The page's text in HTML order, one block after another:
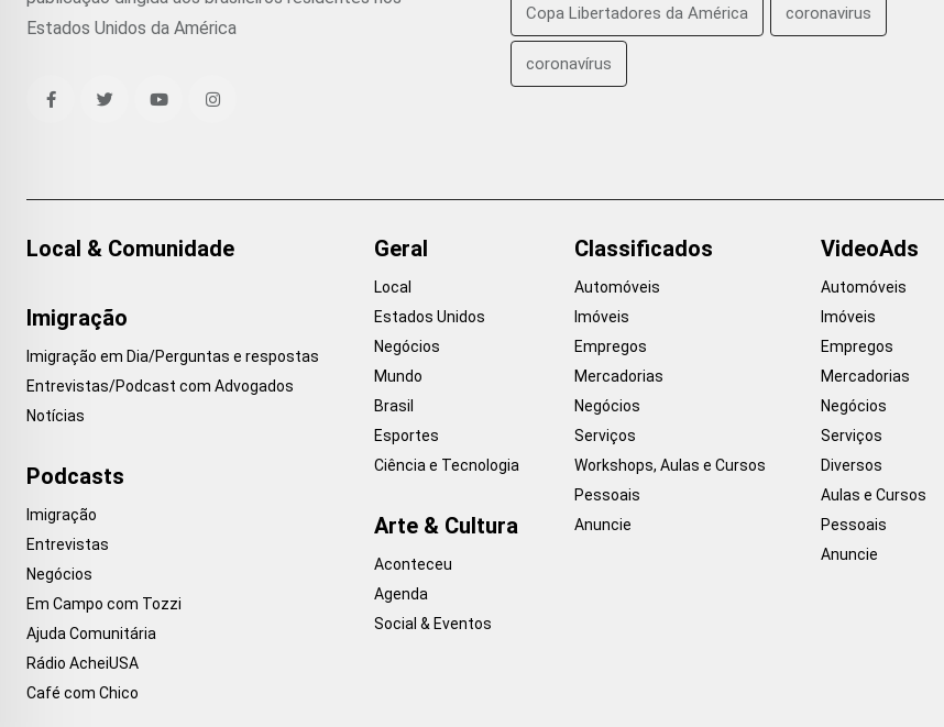
Estados Unidos da América
Copa Libertadores da América coronavirus
coronavírus
Local & Comunidade
Imigração
Imigração em Dia/Perguntas e respostas
Entrevistas/Podcast com Advogados
Notícias
Podcasts
Imigração
Entrevistas
Negócios
Em Campo com Tozzi
Ajuda Comunitária
Rádio AcheiUSA
Café com Chico
Geral
Local
Estados Unidos
Negócios
Mundo
Brasil
Esportes
Ciência e Tecnologia
Arte & Cultura
Aconteceu
Agenda
Social & Eventos
Classificados
Automóveis
Imóveis
Empregos
Mercadorias
Negócios
Serviços
Workshops, Aulas e Cursos
Pessoais
Anuncie
VideoAds
Automóveis
Imóveis
Empregos
Mercadorias
Negócios
Serviços
Diversos
Aulas e Cursos
Pessoais
Anuncie